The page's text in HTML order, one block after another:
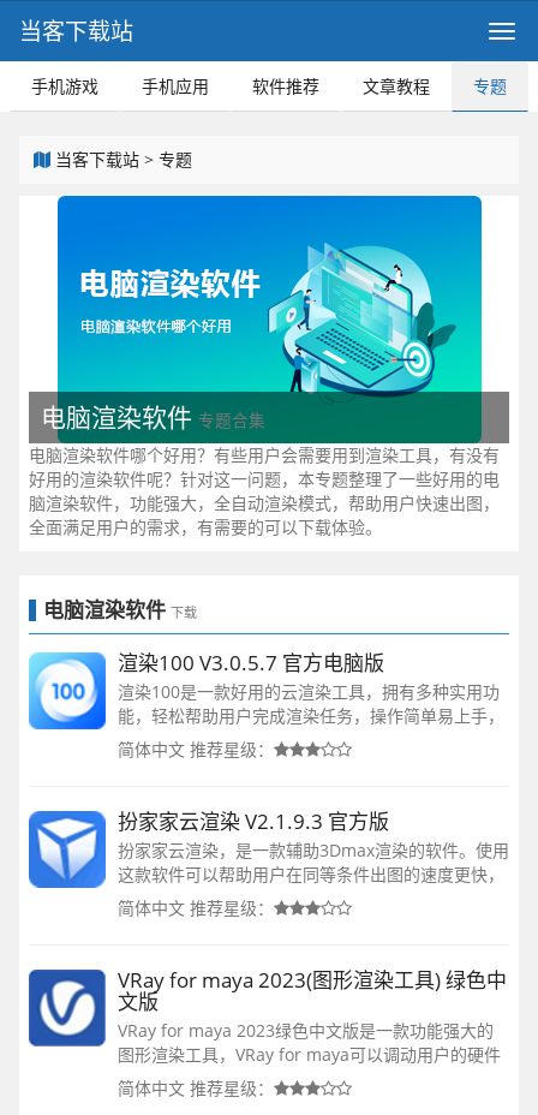
当客下载站
手机游戏 手机应用 软件推荐 文章教程 专题
当客下载站 > 专题
电脑渲染软件 专题合集
电脑渲染软件哪个好用？有些用户会需要用到渲染工具，有没有
好用的渲染软件呢？针对这一问题，本专题整理了一些好用的电
脑渲染软件，功能强大，全自动渲染模式，帮助用户快速出图，
全面满足用户的需求，有需要的可以下载体验。
电脑渲染软件 下载
渲染100 V3.0.5.7 官方电脑版
渲染100是一款好用的云渲染工具，拥有多种实用功
能，轻松帮助用户完成渲染任务，操作简单易上手，
全自动一键打包提交，使用起来非常方便，软件渲染
速度极快，拥有超高性价比模式，无需设置，很方便
简体中文 推荐星级：
扮家家云渲染 V2.1.9.3 官方版
扮家家云渲染，是一款辅助3Dmax渲染的软件。使用
这款软件可以帮助用户在同等条件出图的速度更快，
其快捷性质优秀，只需一键就可以进行智能渲染，还
可设置时间提醒定时渲染流程，需要的用户赶紧来尝
简体中文 推荐星级：
VRay for maya 2023(图形渲染工具) 绿色中
文版
VRay for maya 2023绿色中文版是一款功能强大的
图形渲染工具，VRay for maya可以调动用户的硬件
性能，大大提升三维图形的渲染效率，减少用户的渲
染时间，满足高端工业渲染的需求。
简体中文 推荐星级：